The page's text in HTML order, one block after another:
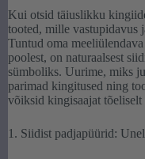
Kui otsid täiuslikku
tooted, mille vastupidavus
Tuntud oma
poolest, on naturaalsest
sümboliks. Uurime, miks
parimad kingitused ning
võiksid kingisaajat tõeliselt
1. Siidist padjapüürid: